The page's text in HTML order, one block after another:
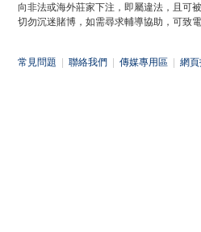
向非法或海外莊家下注，即屬違法，且可被
切勿沉迷賭博，如需尋求輔導協助，可致
常見問題 聯絡我們 傳媒專用區 網